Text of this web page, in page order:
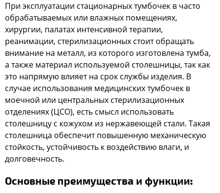
При эксплуатации стационарных тумбочек в часто
обрабатываемых или влажных помещениях,
хирургии, палатах интенсивной терапии,
реанимации, стерилизационных стоит обращать
внимание на металл, из которого изготовлена тумба,
а также материал используемой столешницы, так как
это напрямую влияет на срок службы изделия. В
случае использования медицинских тумбочек в
моечной или центральных стерилизационных
отделениях (ЦСО), есть смысл использовать
столешницу с кожухом из нержавеющей стали. Такая
столешница обеспечит повышенную механическую
стойкость, устойчивость к воздействию влаги, и
долговечность.
Основные преимущества и функции: